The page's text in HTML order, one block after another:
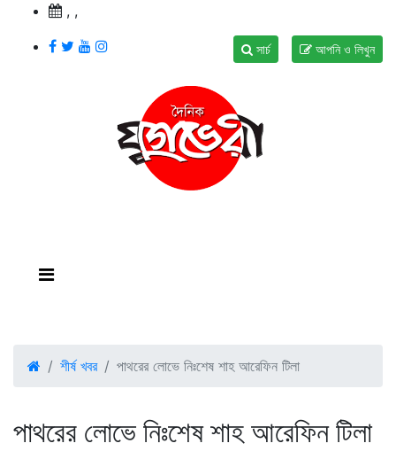
, ,
আপনি ও লিখুন
সার্চ
শীর্ষ খবর পাথরের লোভে নিঃশেষ শাহ আরেফিন টিলা
পাথরের লোভে নিঃশেষ শাহ আরেফিন টিলা